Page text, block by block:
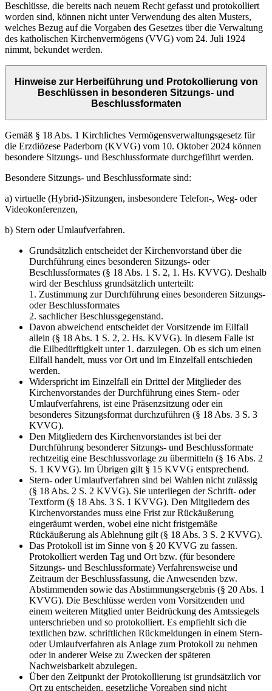
Beschlüsse, die bereits nach neuem Recht gefasst und protokolliert
worden sind, können nicht unter Verwendung des alten Musters,
welches Bezug auf die Vorgaben des Gesetzes über die Verwaltung
des katholischen Kirchenvermögens (VVG) vom 24. Juli 1924
nimmt, bekundet werden.
Hinweise zur Herbeiführung und Protokollierung von
Beschlüssen in besonderen Sitzungs- und
Beschlussformaten
Gemäß § 18 Abs. 1 Kirchliches Vermögensverwaltungsgesetz für
die Erzdiözese Paderborn (KVVG) vom 10. Oktober 2024 können
besondere Sitzungs- und Beschlussformate durchgeführt werden.
Besondere Sitzungs- und Beschlussformate sind:
a) virtuelle (Hybrid-)Sitzungen, insbesondere Telefon-, Weg- oder
Videokonferenzen,
b) Stern oder Umlaufverfahren.
Grundsätzlich entscheidet der Kirchenvorstand über die
Durchführung eines besonderen Sitzungs- oder
Beschlussformates (§ 18 Abs. 1 S. 2, 1. Hs. KVVG). Deshalb
wird der Beschluss grundsätzlich unterteilt:
1. Zustimmung zur Durchführung eines besonderen Sitzungs-
oder Beschlussformates
2. sachlicher Beschlussgegenstand.
Davon abweichend entscheidet der Vorsitzende im Eilfall
allein (§ 18 Abs. 1 S. 2, 2. Hs. KVVG). In diesem Falle ist
die Eilbedürftigkeit unter 1. darzulegen. Ob es sich um einen
Eilfall handelt, muss vor Ort und im Einzelfall entschieden
werden.
Widerspricht im Einzelfall ein Drittel der Mitglieder des
Kirchenvorstandes der Durchführung eines Stern- oder
Umlaufverfahrens, ist eine Präsenzsitzung oder ein
besonderes Sitzungsformat durchzuführen (§ 18 Abs. 3 S. 3
KVVG).
Den Mitgliedern des Kirchenvorstandes ist bei der
Durchführung besonderer Sitzungs- und Beschlussformate
rechtzeitig eine Beschlussvorlage zu übermitteln (§ 16 Abs. 2
S. 1 KVVG). Im Übrigen gilt § 15 KVVG entsprechend.
Stern- oder Umlaufverfahren sind bei Wahlen nicht zulässig
(§ 18 Abs. 2 S. 2 KVVG). Sie unterliegen der Schrift- oder
Textform (§ 18 Abs. 3 S. 1 KVVG). Den Mitgliedern des
Kirchenvorstandes muss eine Frist zur Rückäußerung
eingeräumt werden, wobei eine nicht fristgemäße
Rückäußerung als Ablehnung gilt (§ 18 Abs. 3 S. 2 KVVG).
Das Protokoll ist im Sinne von § 20 KVVG zu fassen.
Protokolliert werden Tag und Ort bzw. (für besondere
Sitzungs- und Beschlussformate) Verfahrensweise und
Zeitraum der Beschlussfassung, die Anwesenden bzw.
Abstimmenden sowie das Abstimmungsergebnis (§ 20 Abs. 1
KVVG). Die Beschlüsse werden vom Vorsitzenden und
einem weiteren Mitglied unter Beidrückung des Amtssiegels
unterschrieben und so protokolliert. Es empfiehlt sich die
textlichen bzw. schriftlichen Rückmeldungen in einem Stern-
oder Umlaufverfahren als Anlage zum Protokoll zu nehmen
oder in anderer Weise zu Zwecken der späteren
Nachweisbarkeit abzulegen.
Über den Zeitpunkt der Protokollierung ist grundsätzlich vor
Ort zu entscheiden, gesetzliche Vorgaben sind nicht